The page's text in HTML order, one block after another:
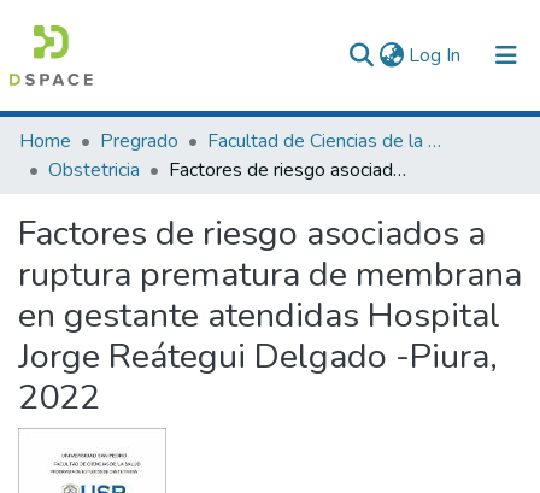
Log In (current)
Communities & Collections
All of DSpace
Statistics
Home Pregrado
Facultad de Ciencias de la Salud
Obstetricia
Factores de riesgo asociados a ruptura prematura de membrana en gestante atendidas Hospital Jorge Reátegui Delgado -Piura, 2022
Factores de riesgo asociados a
ruptura prematura de membrana
en gestante atendidas Hospital
Jorge Reátegui Delgado -Piura,
2022